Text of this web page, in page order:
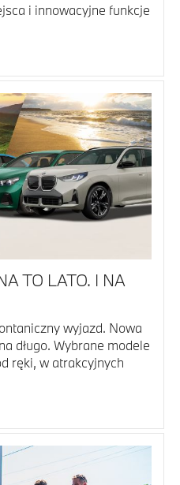
i innowacyjne funkcje
TO LATO. I NA
wyjazd. Nowa
długo. Wybrane modele
ręki, w atrakcyjnych